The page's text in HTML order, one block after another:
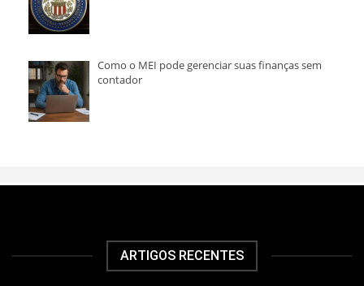
Como o MEI pode gerenciar suas finanças sem
contador
ARTIGOS RECENTES